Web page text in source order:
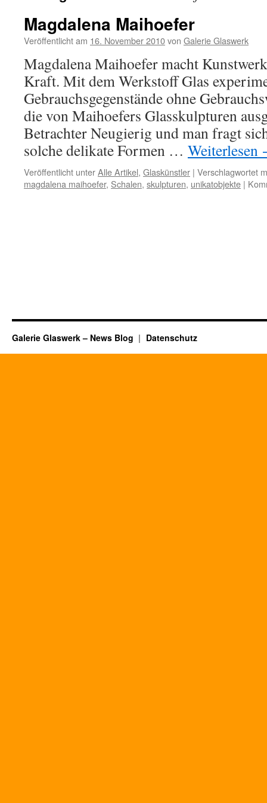
Magdalena Maihoefer
Veröffentlicht am 16. November 2010von Galerie Glaswerk
Magdalena Maihoefer macht
Kraft. Mit dem Werkstoff Glas
Gebrauchsgegenstände ohne
die von Maihoefers Glasskulpturen
Betrachter Neugierig und man fragt
solche delikate Formen … Weiterlesen
Veröffentlicht unterAlle Artikel, Glaskünstler | Verschlagwortet
magdalena maihoefer, Schalen, skulpturen, unikatobjekte |
Galerie Glaswerk – News Blog Datenschutz